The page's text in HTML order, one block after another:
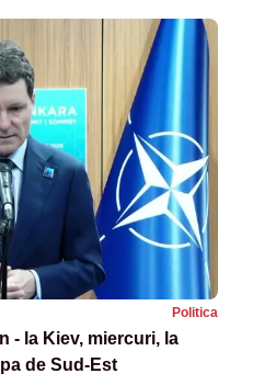
Politica
- la Kiev, miercuri, la
de Sud-Est